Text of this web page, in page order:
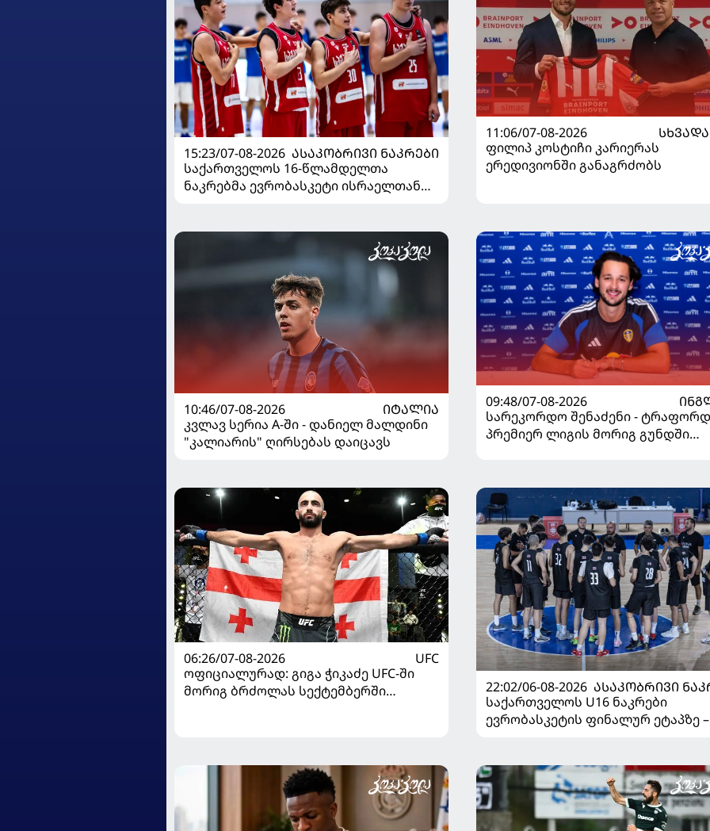
15:23/07-08-2026 ᲐᲡᲐᲙᲝᲑᲠᲘᲕᲘ ᲜᲐᲙᲠᲔᲑᲘ
საქართველოს 16-წლამდელთა
ნაკრებმა ევრობასკეტი ისრაელთან
11:06/07-08-2026
ფილიპ კოსტიჩი კარიერას
ერედივიონში განაგრძობს
10:46/07-08-2026
ᲘᲢᲐᲚᲘᲐ
კვლავ სერია A-ში - დანიელ მალდინი
"კალიარის" ღირსებას დაიცავს
09:48/07-08-2026
სარეკორდო შენაძენი -
პრემიერ ლიგის მორიგ გუნდში
06:26/07-08-2026
UFC
ოფიციალურად: გიგა ჭიკაძე UFC-ში
მორიგ ბრძოლას სექტემბერში
22:02/06-08-2026 ᲐᲡᲐᲙᲝᲑᲠᲘᲕᲘ
საქართველოს U16 ნაკრები
ევრობასკეტის ფინალურ ეტაპზე –